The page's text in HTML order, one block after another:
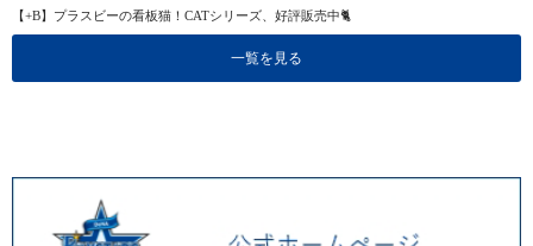
【+B】プラスビーの看板猫！CATシリーズ、好評販売中🐈
一覧を見る